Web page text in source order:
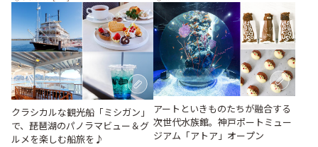
クラシカルな観光船「ミシガン」
で、琵琶湖のパノラマビュー＆グ
ルメを楽しむ船旅を♪
アートといきものたちが融合する
次世代水族館。神戸ポートミュー
ジアム「アトア」オープン